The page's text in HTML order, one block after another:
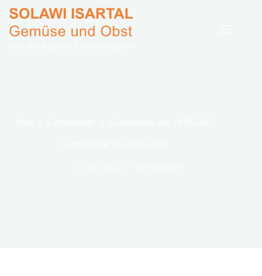
Inhalt
springen